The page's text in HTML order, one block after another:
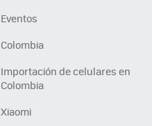
Eventos
Colombia
Importación de celulares en
Colombia
Xiaomi